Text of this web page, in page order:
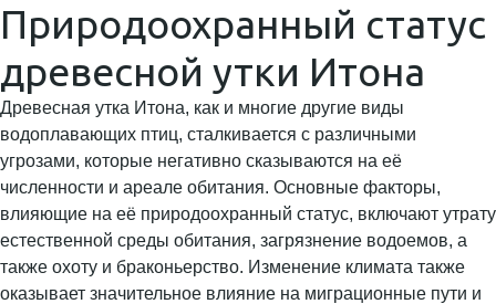
Природоохранный статус
древесной утки Итона
Древесная утка Итона, как и многие другие виды
водоплавающих птиц, сталкивается с различными
угрозами, которые негативно сказываются на её
численности и ареале обитания. Основные факторы,
влияющие на её природоохранный статус, включают утрату
естественной среды обитания, загрязнение водоемов, а
также охоту и браконьерство. Изменение климата также
оказывает значительное влияние на миграционные пути и